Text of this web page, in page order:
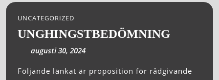
UNCATEGORIZED
UNGHINGSTBEDÖMNING
augusti 30, 2024
Följande länkat är proposition för rådgivande